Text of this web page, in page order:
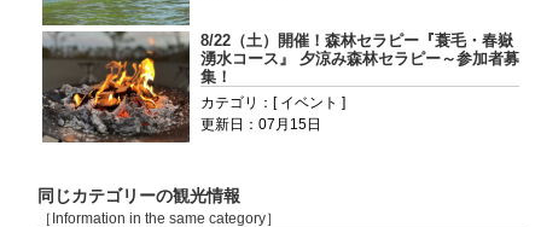
8/22（土）開催！森林セラピー『蓑毛・春嶽
湧水コース』 夕涼み森林セラピー～参加者募
集！
カテゴリ：[ イベント ]
更新日：07月15日
同じカテゴリーの観光情報
［Information in the same category］